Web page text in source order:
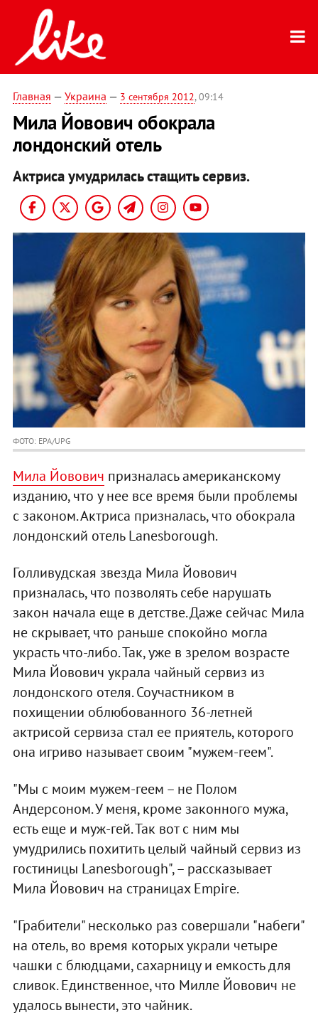
Главная — Украина — 3 сентября 2012, 09:14
Мила Йовович обокрала
лондонский отель
Актриса умудрилась стащить сервиз.
ФОТО: EPA/UPG
Мила Йовович призналась американскому
изданию, что у нее все время были проблемы
с законом. Актриса призналась, что обокрала
лондонский отель Lanesborough.
Голливудская звезда Мила Йовович
призналась, что позволять себе нарушать
закон начала еще в детстве. Даже сейчас Мила
не скрывает, что раньше спокойно могла
украсть что-либо. Так, уже в зрелом возрасте
Мила Йовович украла чайный сервиз из
лондонского отеля. Соучастником в
похищении облюбованного 36-летней
актрисой сервиза стал ее приятель, которого
она игриво называет своим "мужем-геем".
"Мы с моим мужем-геем – не Полом
Андерсоном. У меня, кроме законного мужа,
есть еще и муж-гей. Так вот с ним мы
умудрились похитить целый чайный сервиз из
гостиницы Lanesborough", – рассказывает
Мила Йовович на страницах Empire.
"Грабители" несколько раз совершали "набеги"
на отель, во время которых украли четыре
чашки с блюдцами, сахарницу и емкость для
сливок. Единственное, что Милле Йовович не
удалось вынести, это чайник.